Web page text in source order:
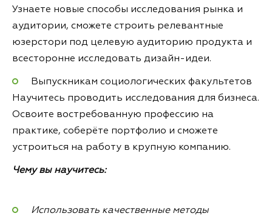
Узнаете новые способы исследования рынка и
аудитории, сможете строить релевантные
юзерстори под целевую аудиторию продукта и
всесторонне исследовать дизайн-идеи.
Выпускникам социологических факультетов
Научитесь проводить исследования для бизнеса.
Освоите востребованную профессию на
практике, соберёте портфолио и сможете
устроиться на работу в крупную компанию.
Чему вы научитесь:
Использовать качественные методы